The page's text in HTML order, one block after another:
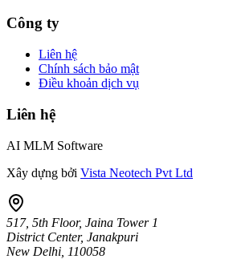
Công ty
Liên hệ
Chính sách bảo mật
Điều khoản dịch vụ
Liên hệ
AI MLM Software
Xây dựng bởi Vista Neotech Pvt Ltd
517, 5th Floor, Jaina Tower 1
District Center, Janakpuri
New Delhi, 110058